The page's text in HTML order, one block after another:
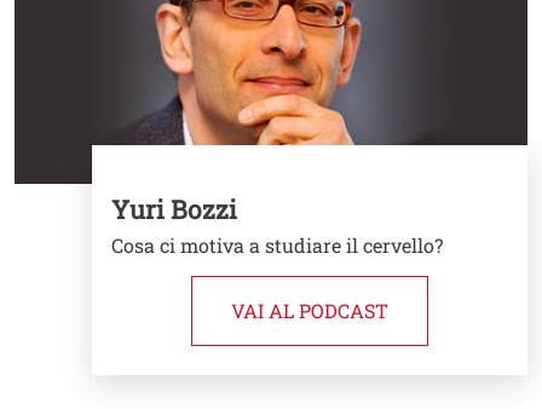
Yuri Bozzi
Cosa ci motiva a studiare il cervello?
VAI AL PODCAST